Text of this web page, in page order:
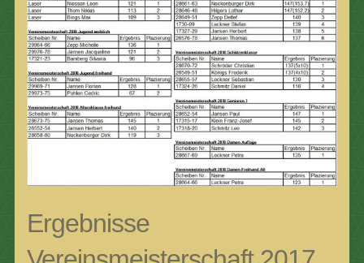
Ergebnisse